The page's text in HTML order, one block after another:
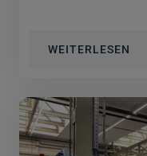
WEITERLESEN